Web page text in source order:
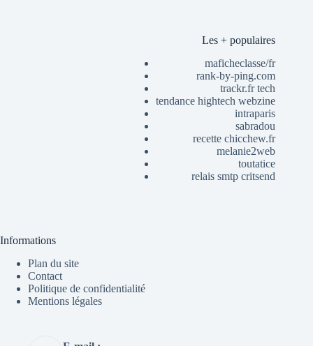
Les + populaires
maficheclasse/fr
rank-by-ping.com
trackr.fr tech
tendance hightech webzine
intraparis
sabradou
recette chicchew.fr
melanie2web
toutatice
relais smtp critsend
Informations
Plan du site
Contact
Politique de confidentialité
Mentions légales